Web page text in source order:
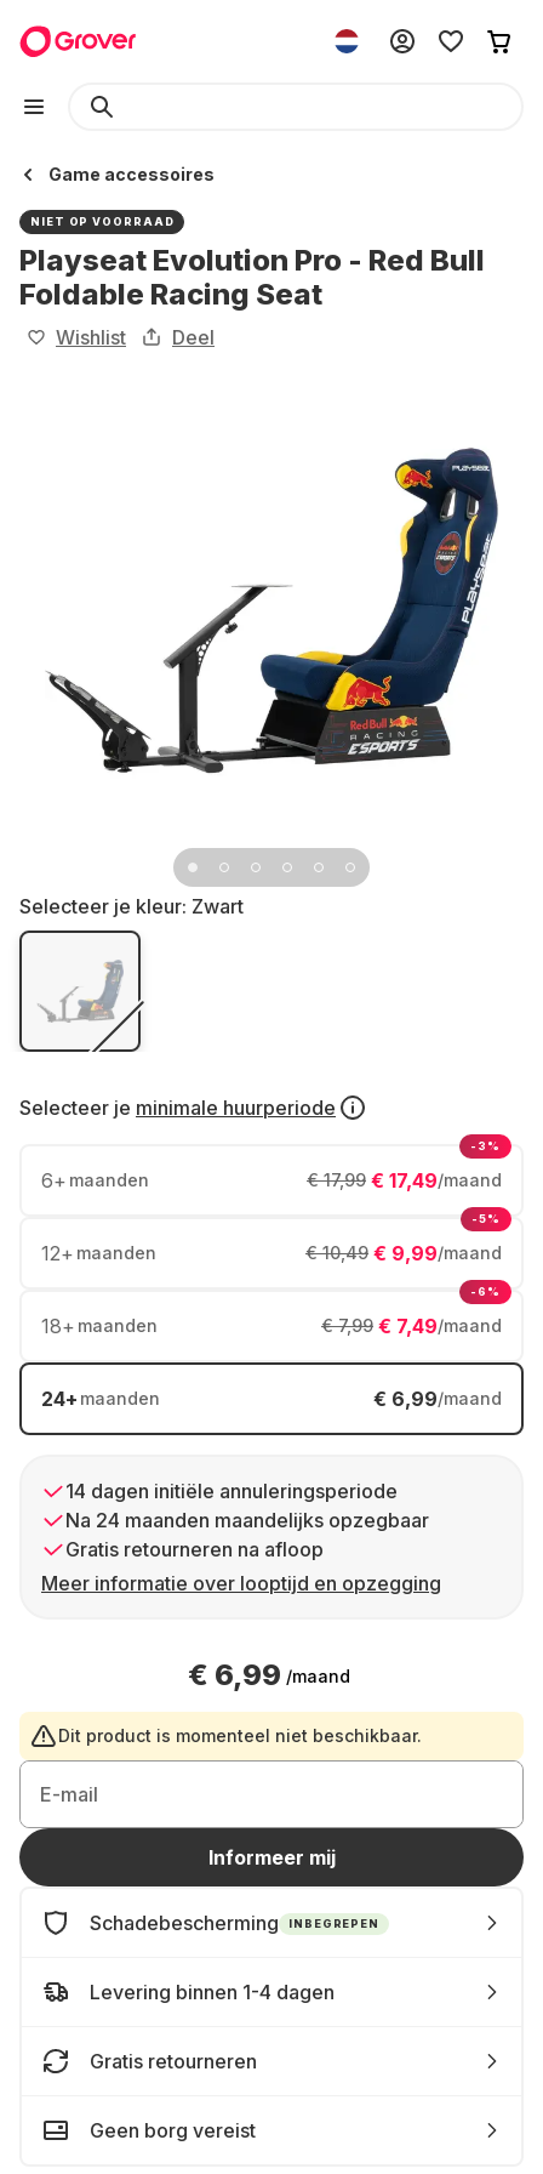
Game accessoires
NIET OP VOORRAAD
Playseat Evolution Pro - Red Bull
Foldable Racing Seat
Wishlist Deel
Selecteer je kleur: Zwart
Selecteer je minimale huurperiode
6+ maanden € 17,49/maand
€ 17,99
-3%
12+ maanden € 9,99/maand
€ 10,49
-5%
18+ maanden € 7,49/maand
€ 7,99
-6%
24+ maanden € 6,99/maand
14 dagen initiële annuleringsperiode
Na 24 maanden maandelijks opzegbaar
Gratis retourneren na afloop
Meer informatie over looptijd en opzegging
€ 6,99 /maand
Dit product is momenteel niet beschikbaar.
E-mail
Informeer mij
Schadebescherming INBEGREPEN
Levering binnen 1-4 dagen
Gratis retourneren
Geen borg vereist